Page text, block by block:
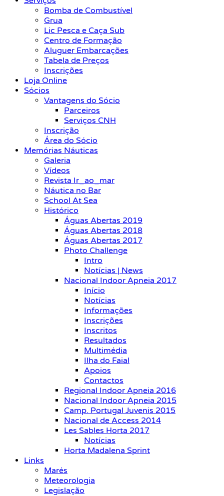
Bomba de Combustível
Grua
Lic Pesca e Caça Sub
Centro de Formação
Aluguer Embarcações
Tabela de Preços
Inscrições
Loja Online
Sócios
Vantagens do Sócio
Parceiros
Serviços CNH
Inscrição
Área do Sócio
Memórias Náuticas
Galeria
Vídeos
Revista Ir_ao_mar
Náutica no Bar
School At Sea
Histórico
Águas Abertas 2019
Águas Abertas 2018
Águas Abertas 2017
Photo Challenge
Intro
Notícias | News
Nacional Indoor Apneia 2017
Início
Notícias
Informações
Inscrições
Inscritos
Resultados
Multimédia
Ilha do Faial
Apoios
Contactos
Regional Indoor Apneia 2016
Nacional Indoor Apneia 2015
Camp. Portugal Juvenis 2015
Nacional de Access 2014
Les Sables Horta 2017
Notícias
Horta Madalena Sprint
Links
Marés
Meteorologia
Legislação